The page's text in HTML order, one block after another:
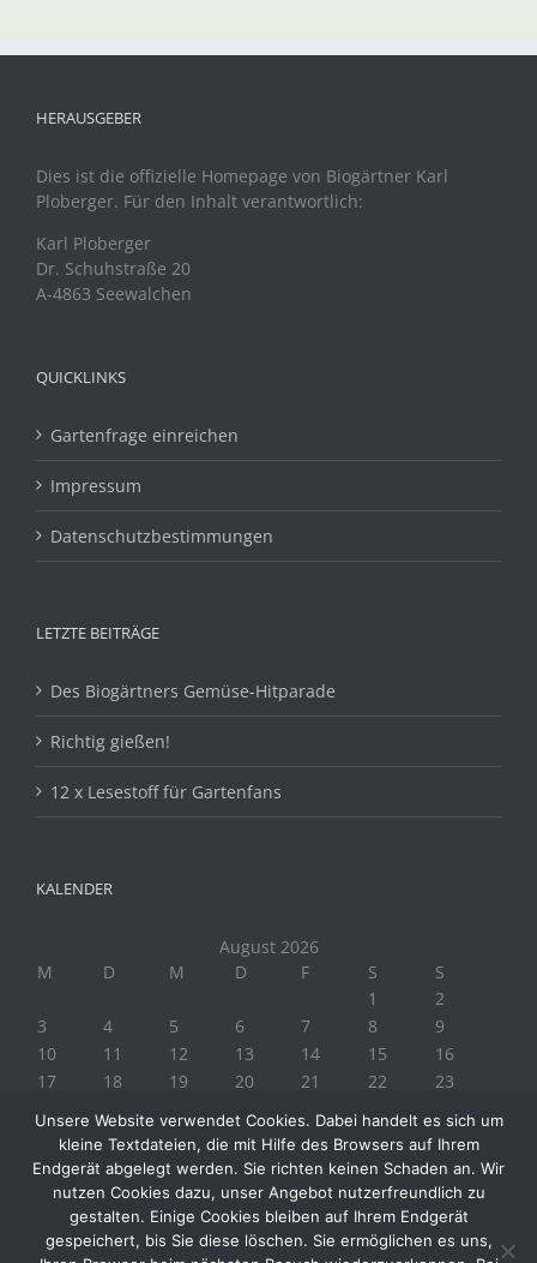
HERAUSGEBER
Dies ist die offizielle Homepage von Biogärtner Karl
Ploberger. Für den Inhalt verantwortlich:
Karl Ploberger
Dr. Schuhstraße 20
A-4863 Seewalchen
QUICKLINKS
Gartenfrage einreichen
Impressum
Datenschutzbestimmungen
LETZTE BEITRÄGE
Des Biogärtners Gemüse-Hitparade
Richtig gießen!
12 x Lesestoff für Gartenfans
KALENDER
August 2026
M
D M D F S
S
1
2
3
4 5 6 7 8
9
10
11 12 13 14 15
16
17
18 19 20 21 22
23
« Juli
Unsere Website verwendet Cookies. Dabei handelt es sich um
kleine Textdateien, die mit Hilfe des Browsers auf Ihrem
Endgerät abgelegt werden. Sie richten keinen Schaden an. Wir
nutzen Cookies dazu, unser Angebot nutzerfreundlich zu
gestalten. Einige Cookies bleiben auf Ihrem Endgerät
gespeichert, bis Sie diese löschen. Sie ermöglichen es uns,